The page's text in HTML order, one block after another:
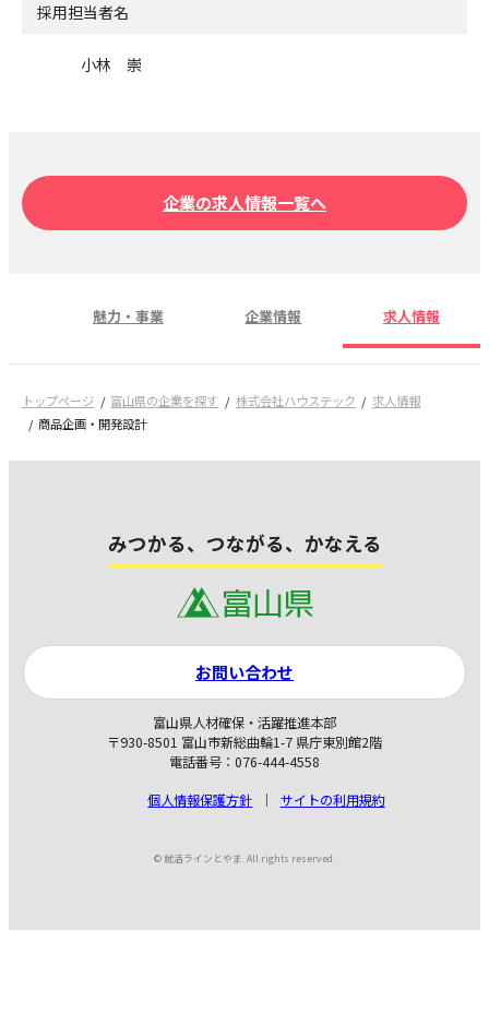
採用担当者名
小林 崇
企業の求人情報一覧へ
魅力・事業 企業情報 求人情報
トップページ 富山県の企業を探す 株式会社ハウステック
求人情報
商品企画・開発設計
みつかる、つながる、かなえる
富山県人材確保・活躍推進本部
〒930-8501 富山市新総曲輪1-7 県庁東別館2階
電話番号：076-444-4558
個人情報保護方針
サイトの利用規約
お問い合わせ
© 就活ラインとやま. All rights reserved.